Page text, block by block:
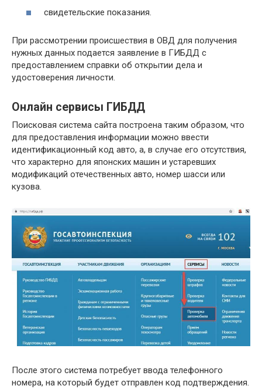
свидетельские показания.
При рассмотрении происшествия в ОВД для получения
нужных данных подается заявление в ГИБДД с
предоставлением справки об открытии дела и
удостоверения личности.
Онлайн сервисы ГИБДД
Поисковая система сайта построена таким образом, что
для предоставления информации можно ввести
идентификационный код авто, а, в случае его отсутствия,
что характерно для японских машин и устаревших
модификаций отечественных авто, номер шасси или
кузова.
После этого система потребует ввода телефонного
номера, на который будет отправлен код подтверждения.